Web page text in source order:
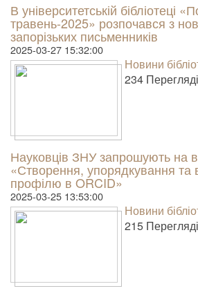
В університетській бібліотеці
травень-2025» розпочався з
запорізьких письменників
2025-03-27 15:32:00
Новини
234
Науковців ЗНУ запрошують на
«Створення, упорядкування та
профілю в ORCID»
2025-03-25 13:53:00
Новини
215